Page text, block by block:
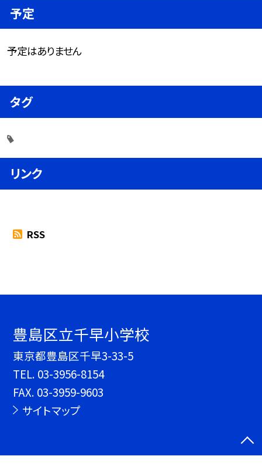
予定
予定はありません
タグ
リンク
RSS
豊島区立千早小学校
東京都豊島区千早3-33-5
TEL. 03-3956-8154
FAX. 03-3959-9603
サイトマップ